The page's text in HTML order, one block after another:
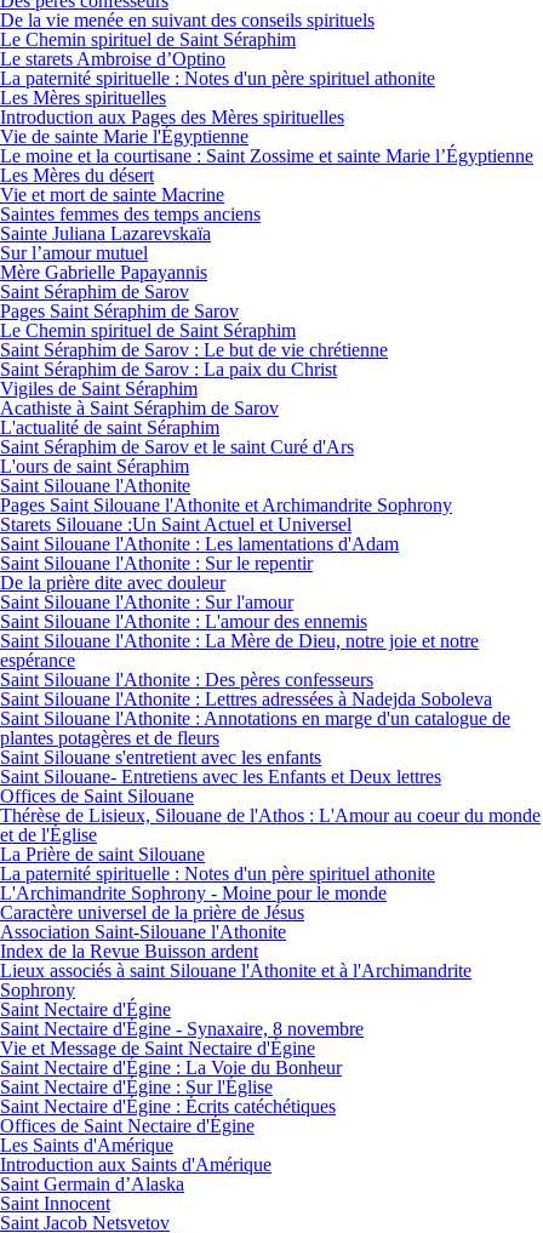
De la vie menée en suivant des conseils spirituels
Le Chemin spirituel de Saint Séraphim
Le starets Ambroise d’Optino
La paternité spirituelle : Notes d'un père spirituel athonite
Les Mères spirituelles
Introduction aux Pages des Mères spirituelles
Vie de sainte Marie l'Égyptienne
Le moine et la courtisane : Saint Zossime et sainte Marie l’Égyptienne
Les Mères du désert
Vie et mort de sainte Macrine
Saintes femmes des temps anciens
Sainte Juliana Lazarevskaïa
Sur l’amour mutuel
Mère Gabrielle Papayannis
Saint Séraphim de Sarov
Pages Saint Séraphim de Sarov
Le Chemin spirituel de Saint Séraphim
Saint Séraphim de Sarov : Le but de vie chrétienne
Saint Séraphim de Sarov : La paix du Christ
Vigiles de Saint Séraphim
Acathiste à Saint Séraphim de Sarov
L'actualité de saint Séraphim
Saint Séraphim de Sarov et le saint Curé d'Ars
L'ours de saint Séraphim
Saint Silouane l'Athonite
Pages Saint Silouane l'Athonite et Archimandrite Sophrony
Starets Silouane :Un Saint Actuel et Universel
Saint Silouane l'Athonite : Les lamentations d'Adam
Saint Silouane l'Athonite : Sur le repentir
De la prière dite avec douleur
Saint Silouane l'Athonite : Sur l'amour
Saint Silouane l'Athonite : L'amour des ennemis
Saint Silouane l'Athonite : La Mère de Dieu, notre joie et notre
espérance
Saint Silouane l'Athonite : Des pères confesseurs
Saint Silouane l'Athonite : Lettres adressées à Nadejda Soboleva
Saint Silouane l'Athonite : Annotations en marge d'un catalogue de
plantes potagères et de fleurs
Saint Silouane s'entretient avec les enfants
Saint Silouane- Entretiens avec les Enfants et Deux lettres
Offices de Saint Silouane
Thérèse de Lisieux, Silouane de l'Athos : L'Amour au coeur du monde
et de l'Église
La Prière de saint Silouane
La paternité spirituelle : Notes d'un père spirituel athonite
L'Archimandrite Sophrony - Moine pour le monde
Caractère universel de la prière de Jésus
Association Saint-Silouane l'Athonite
Index de la Revue Buisson ardent
Lieux associés à saint Silouane l'Athonite et à l'Archimandrite
Sophrony
Saint Nectaire d'Égine
Saint Nectaire d'Égine - Synaxaire, 8 novembre
Vie et Message de Saint Nectaire d'Égine
Saint Nectaire d'Égine : La Voie du Bonheur
Saint Nectaire d'Égine : Sur l'Église
Saint Nectaire d'Égine : Écrits catéchétiques
Offices de Saint Nectaire d'Égine
Les Saints d'Amérique
Introduction aux Saints d'Amérique
Saint Germain d’Alaska
Saint Innocent
Saint Jacob Netsvetov